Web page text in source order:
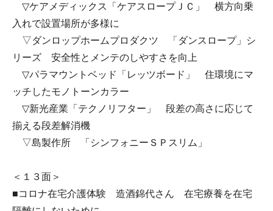
▽ケアメディックス「ケアスロープＪＣ」 横方向乗
入れで設置場所が多様に
▽ダンロップホームプロダクツ 「ダンスロープ」シ
リーズ 安全性とメンテのしやすさを向上
▽パラマウントベッド「レッツボード」 住環境にマ
ッチしたモノトーンカラー
▽新光産業「テクノリフター」 段差の高さに応じて
揃える段差解消機
▽島製作所 「シンフォニーＳＰスリム」
＜１３面＞
■コロナ在宅介護体験 造酒錦代さん 在宅療養を在宅